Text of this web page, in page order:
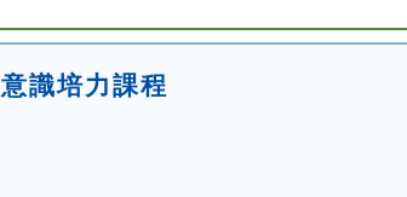
識培力課程